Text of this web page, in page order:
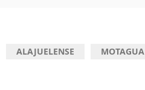
ALAJUELENSE MOTAGUA